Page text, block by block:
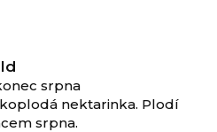
srpna
nektarinka. Plodí
srpna.